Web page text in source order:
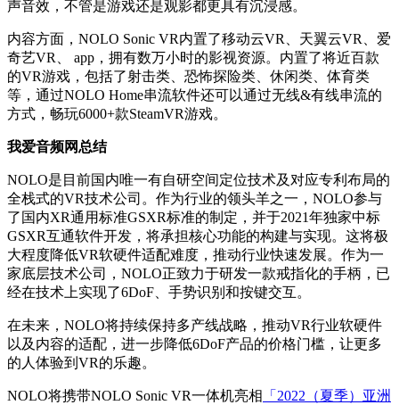
声音效，不管是游戏还是观影都更具有沉浸感。
内容方面，NOLO Sonic VR内置了移动云VR、天翼云VR、爱
奇艺VR、 app，拥有数万小时的影视资源。内置了将近百款
的VR游戏，包括了射击类、恐怖探险类、休闲类、体育类
等，通过NOLO Home串流软件还可以通过无线&有线串流的
方式，畅玩6000+款SteamVR游戏。
我爱音频网总结
NOLO是目前国内唯一有自研空间定位技术及对应专利布局的
全栈式的VR技术公司。作为行业的领头羊之一，NOLO参与
了国内XR通用标准GSXR标准的制定，并于2021年独家中标
GSXR互通软件开发，将承担核心功能的构建与实现。这将极
大程度降低VR软硬件适配难度，推动行业快速发展。作为一
家底层技术公司，NOLO正致力于研发一款戒指化的手柄，已
经在技术上实现了6DoF、手势识别和按键交互。
在未来，NOLO将持续保持多产线战略，推动VR行业软硬件
以及内容的适配，进一步降低6DoF产品的价格门槛，让更多
的人体验到VR的乐趣。
NOLO将携带NOLO Sonic VR一体机亮相 「2022（夏季）亚洲